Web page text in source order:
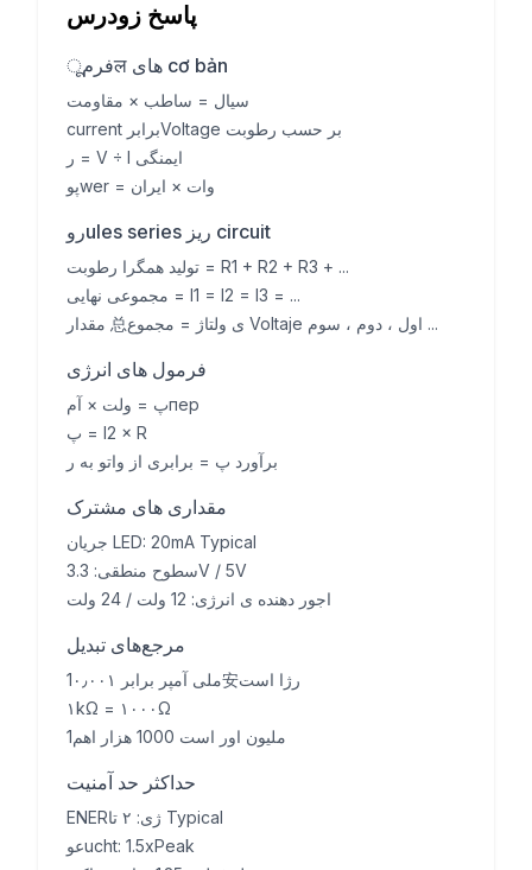
پاسخ زودرس
فرمूल های cơ bản
سیال = ساطب × مقاومت
current برابرVoltage بر حسب رطوبت
ر = V ÷ I ایمنگی
پوwer = وات × ایران
روules series ریز circuit
تولید همگرا رطوبت = R1 + R2 + R3 + ...
مجموعی نهایی = I1 = I2 = I3 = ...
مقدار 总ی ولتاژ = مجموع Voltaje اول ، دوم ، سوم ...
فرمول های انرژی
پ = ولت × آمпер
پ = I2 × R
برآورد پ = برابری از واتو به ر
مقداری های مشترک
جریان LED: 20mA Typical
سطوح منطقی: 3.3V / 5V
اجور دهنده ی انرژی: 12 ولت / 24 ولت
مرجع‌های تبدیل
1ملی آمپر برابر ۰٫۰۰۱安رژا است
۱kΩ = ۱۰۰۰Ω
1ملیون اور است 1000 هزار اهم
حداکثر حد آمنیت
ENERژی: ۲ تا Typical
عوucht: 1.5xPeak